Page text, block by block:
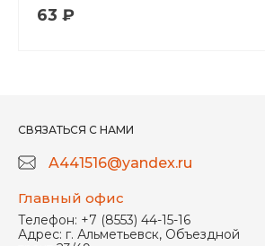
63 ₽
СВЯЗАТЬСЯ С НАМИ
A441516@yandex.ru
Главный офис
Телефон: +7 (8553) 44-15-16
Адрес: г. Альметьевск, Объездной